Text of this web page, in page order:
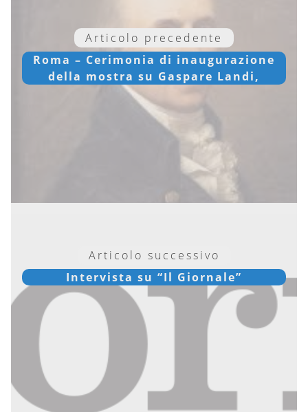
Articolo precedente
Roma – Cerimonia di inaugurazione
della mostra su Gaspare Landi,
Articolo successivo
Intervista su “Il Giornale”